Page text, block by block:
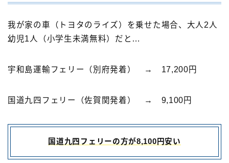
我が家の車（トヨタのライズ）を乗せた場合、大人2人
幼児1人（小学生未満無料）だと…
宇和島運輸フェリー（別府発着） → 17,200円
国道九四フェリー（佐賀関発着） → 9,100円
国道九四フェリーの方が8,100円安い